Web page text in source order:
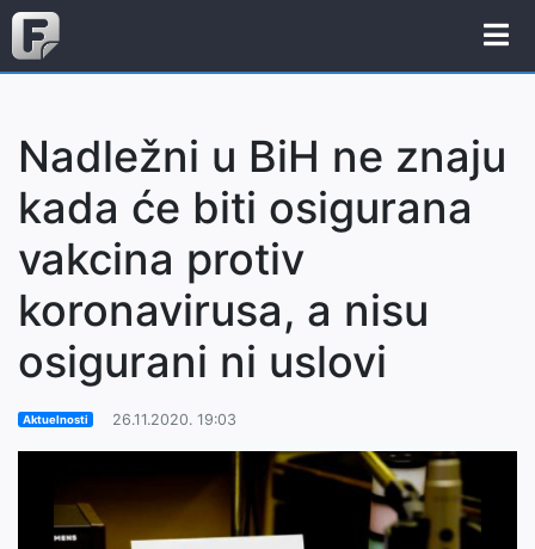
Nadležni u BiH ne znaju
kada će biti osigurana
vakcina protiv
koronavirusa, a nisu
osigurani ni uslovi
Aktuelnosti 26.11.2020. 19:03